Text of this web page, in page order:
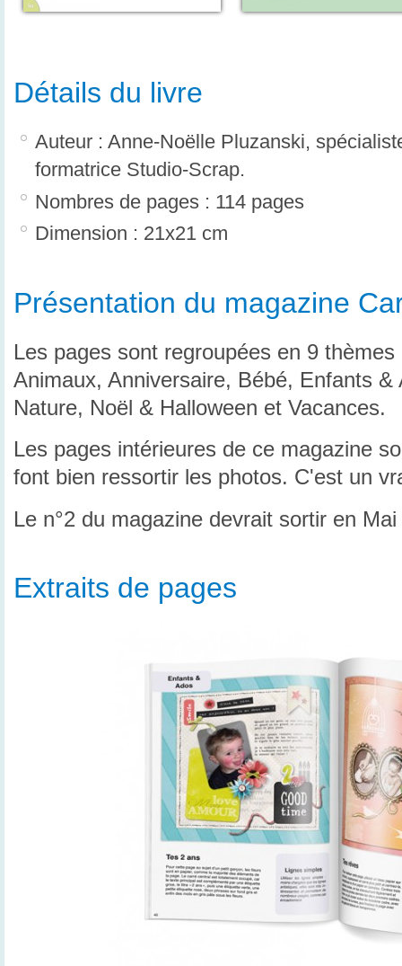
Détails du livre
Auteur : Anne-Noëlle Pluzanski,
formatrice Studio-Scrap.
Nombres de pages : 114 pages
Dimension : 21x21 cm
Présentation du magazine
Les pages sont regroupées en 9
Animaux, Anniversaire, Bébé, Enfants
Nature, Noël & Halloween et Vacances.
Les pages intérieures de ce magazine
font bien ressortir les photos. C'est un
Le n°2 du magazine devrait sortir en
Extraits de pages